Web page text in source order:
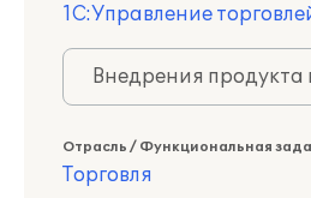
1С:Управление
Внедрения
Отрасль / Функциональная
Торговля